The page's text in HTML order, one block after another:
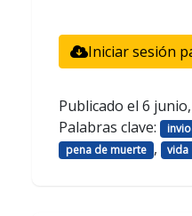
Iniciar sesión
Publicado el 6
Palabras clave:
pena de muerte , vida